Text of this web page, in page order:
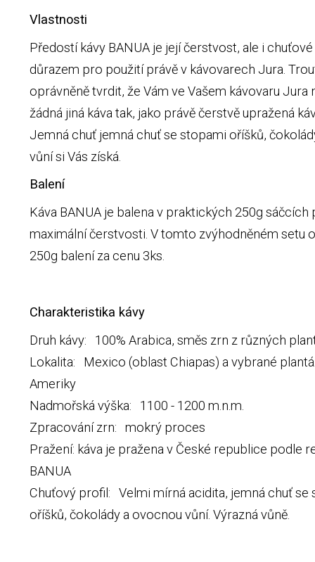
Vlastnosti
Předostí kávy BANUA je její čerstvost, ale i
důrazem pro použití právě v kávovarech Jura.
oprávněně tvrdit, že Vám ve Vašem kávovaru Jura
žádná jiná káva tak, jako právě čerstvě upražená
Jemná chuť jemná chuť se stopami oříšků,
vůní si Vás získá.
Balení
Káva BANUA je balena v praktických 250g sáčcích
maximální čerstvosti. V tomto zvýhodněném setu
250g balení za cenu 3ks.
Charakteristika kávy
Druh kávy: 100% Arabica, směs zrn z různých
Lokalita: Mexico (oblast Chiapas) a vybrané
Ameriky
Nadmořská výška: 1100 - 1200 m.n.m.
Zpracování zrn: mokrý proces
Pražení: káva je pražena v České republice podle
BANUA
Chuťový profil: Velmi mírná acidita, jemná chuť se
oříšků, čokolády a ovocnou vůní. Výrazná vůně.